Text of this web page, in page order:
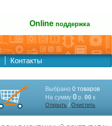
Online поддержка
Контакты
Выбрано 0 товаров
На сумму 0 р. 00 к.
Открыть /Очистить